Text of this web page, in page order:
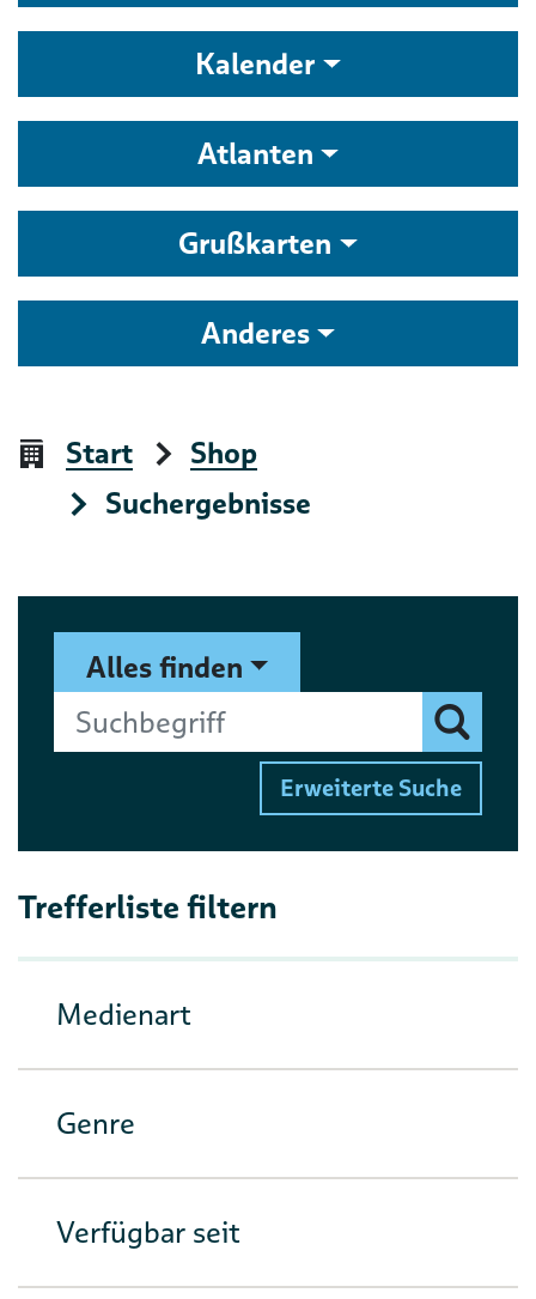
Kalender
Atlanten
Grußkarten
Anderes
Start
Shop
Suchergebnisse
Suchformular
Alles finden
Suchbegriff
Finden
Erweiterte Suche
Trefferliste filtern
Medienart
Genre
Verfügbar seit